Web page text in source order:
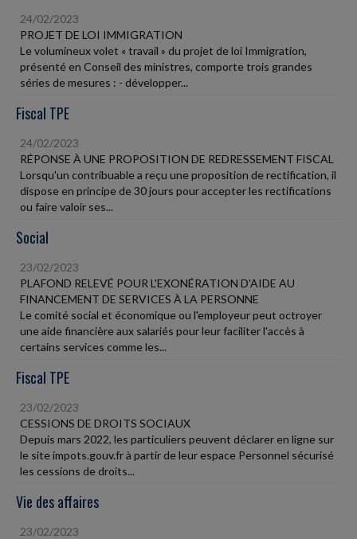
24/02/2023
PROJET DE LOI IMMIGRATION
Le volumineux volet « travail » du projet de loi Immigration,
présenté en Conseil des ministres, comporte trois grandes
séries de mesures : - développer...
Fiscal TPE
24/02/2023
RÉPONSE À UNE PROPOSITION DE REDRESSEMENT FISCAL
Lorsqu'un contribuable a reçu une proposition de rectification, il
dispose en principe de 30 jours pour accepter les rectifications
ou faire valoir ses...
Social
23/02/2023
PLAFOND RELEVÉ POUR L'EXONÉRATION D'AIDE AU
FINANCEMENT DE SERVICES À LA PERSONNE
Le comité social et économique ou l'employeur peut octroyer
une aide financière aux salariés pour leur faciliter l'accès à
certains services comme les...
Fiscal TPE
23/02/2023
CESSIONS DE DROITS SOCIAUX
Depuis mars 2022, les particuliers peuvent déclarer en ligne sur
le site impots.gouv.fr à partir de leur espace Personnel sécurisé
les cessions de droits...
Vie des affaires
23/02/2023